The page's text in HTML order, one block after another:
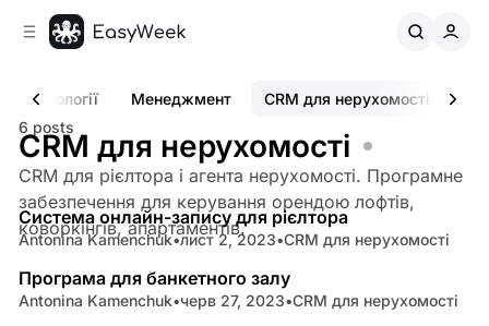
Технології Менеджмент CRM для нерухомості
6 posts
CRM для нерухомості
CRM для рієлтора і агента нерухомості. Програмне
забезпечення для керування орендою лофтів,
коворкінгів, апартаментів.Posts
2 min read
Система онлайн-запису для рієлтора
Antonina Kamenchuk•лист 2, 2023•CRM для нерухомості
5 min read
Програма для банкетного залу
Antonina Kamenchuk•черв 27, 2023•CRM для нерухомості
3 min read